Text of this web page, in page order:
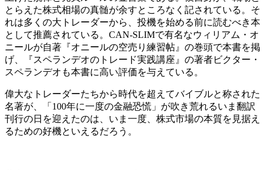
とらえた株式相場の真髄が余すところなく記されている。そ
れは多くの大トレーダーから、投機を始める前に読むべき本
として推薦されている。CAN-SLIMで有名なウィリアム・オ
ニールが自著『オニールの空売り練習帖』の巻頭で本書を掲
げ、『スペランデオのトレード実践講座』の著者ビクター・
スペランデオも本書に高い評価を与えている。
偉大なトレーダーたちから時代を超えてバイブルと称された
名著が、「100年に一度の金融恐慌」が吹き荒れるいま翻訳
刊行の日を迎えたのは、いま一度、株式市場の本質を見据え
るための好機といえるだろう。